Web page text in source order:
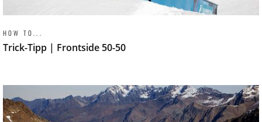
HOW TO...
Trick-Tipp | Frontside 50-50